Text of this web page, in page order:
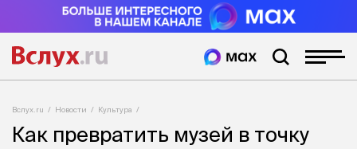
Вслух.ru Новости Культура
Как превратить музей в точку